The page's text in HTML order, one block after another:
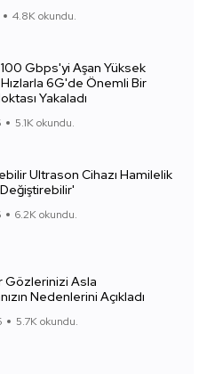
4.8K okundu.
Gbps'yi Aşan Yüksek
Hızlarla 6G'de Önemli Bir
Yakaladı
5.1K okundu.
Ultrason Cihazı Hamilelik
'Değiştirebilir'
6.2K okundu.
Gözlerinizi Asla
Nedenlerini Açıkladı
5.7K okundu.